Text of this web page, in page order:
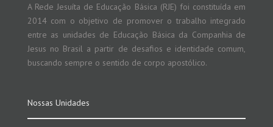
A Rede Jesuíta de Educação Básica (RJE) foi constituída em
2014 com o objetivo de promover o trabalho integrado
entre as unidades de Educação Básica da Companhia de
Jesus no Brasil a partir de desafios e identidade comum,
buscando sempre o sentido de corpo apostólico.
Nossas Unidades